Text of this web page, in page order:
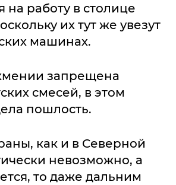
на работу в столице
их тут же увезут
машинах.
запрещена
смесей, в этом
пошлость.
как и в Северной
невозможно, а
то даже дальним